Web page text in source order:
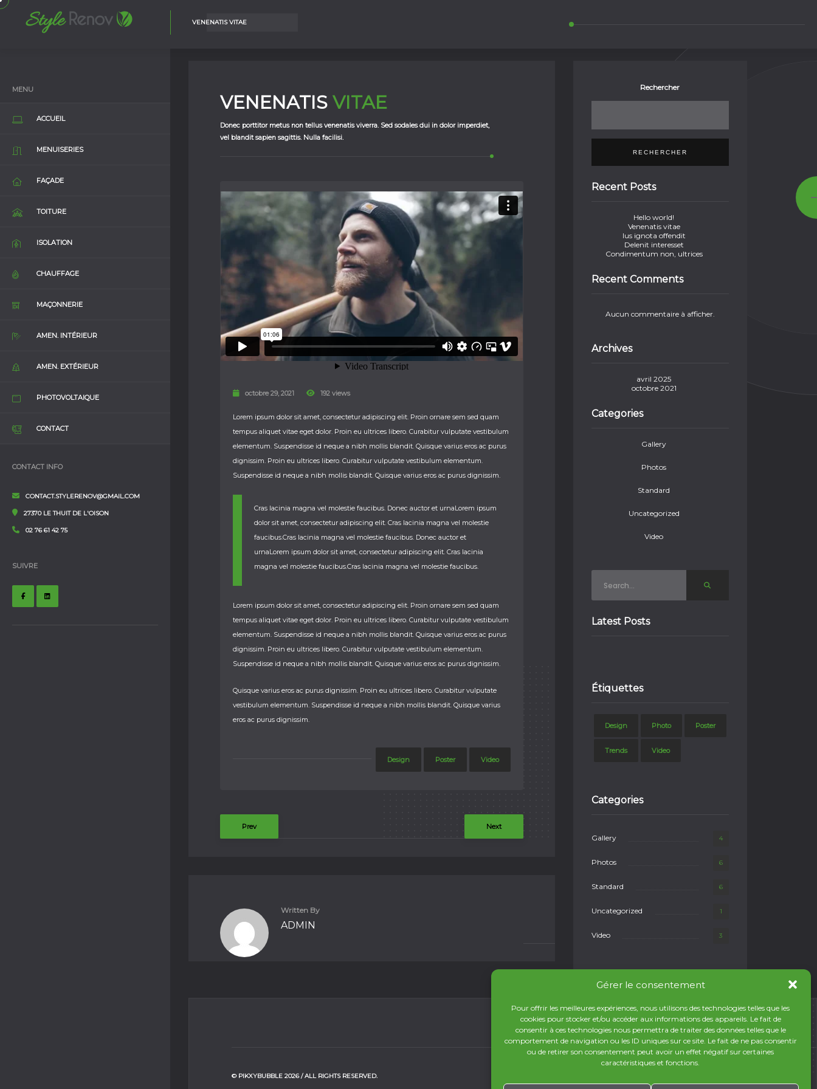
Gérer le consentement
Pour offrir les meilleures expériences, nous utilisons des technologies telles que les
cookies pour stocker et/ou accéder aux informations des appareils. Le fait de
consentir à ces technologies nous permettra de traiter des données telles que le
comportement de navigation ou les ID uniques sur ce site. Le fait de ne pas consentir
ou de retirer son consentement peut avoir un effet négatif sur certaines
caractéristiques et fonctions.
VENENATIS VITAE
MENU
ACCUEIL
MENUISERIES
FAÇADE
TOITURE
ISOLATION
CHAUFFAGE
MAÇONNERIE
AMEN. INTÉRIEUR
AMEN. EXTÉRIEUR
PHOTOVOLTAIQUE
CONTACT
CONTACT INFO
CONTACT.STYLERENOV@GMAIL.COM
27370 LE THUIT DE L'OISON
02 76 61 42 75
SUIVRE
VENENATIS VITAE
Donec porttitor metus non tellus venenatis viverra. Sed sodales dui in dolor imperdiet,
vel blandit sapien sagittis. Nulla facilisi.
octobre 29, 2021 192 views
Lorem ipsum dolor sit amet, consectetur adipiscing elit. Proin ornare sem sed quam
tempus aliquet vitae eget dolor. Proin eu ultrices libero. Curabitur vulputate vestibulum
elementum. Suspendisse id neque a nibh mollis blandit. Quisque varius eros ac purus
dignissim. Proin eu ultrices libero. Curabitur vulputate vestibulum elementum.
Suspendisse id neque a nibh mollis blandit. Quisque varius eros ac purus dignissim.
Cras lacinia magna vel molestie faucibus. Donec auctor et urnaLorem ipsum
dolor sit amet, consectetur adipiscing elit. Cras lacinia magna vel molestie
faucibus.Cras lacinia magna vel molestie faucibus. Donec auctor et
urnaLorem ipsum dolor sit amet, consectetur adipiscing elit. Cras lacinia
magna vel molestie faucibus.Cras lacinia magna vel molestie faucibus.
Lorem ipsum dolor sit amet, consectetur adipiscing elit. Proin ornare sem sed quam
tempus aliquet vitae eget dolor. Proin eu ultrices libero. Curabitur vulputate vestibulum
elementum. Suspendisse id neque a nibh mollis blandit. Quisque varius eros ac purus
dignissim. Proin eu ultrices libero. Curabitur vulputate vestibulum elementum.
Suspendisse id neque a nibh mollis blandit. Quisque varius eros ac purus dignissim.
Quisque varius eros ac purus dignissim. Proin eu ultrices libero. Curabitur vulputate
vestibulum elementum. Suspendisse id neque a nibh mollis blandit. Quisque varius
eros ac purus dignissim.
Design Poster Video
Prev Next
Written By
ADMIN
Rechercher
RECHERCHER
Recent Posts
Hello world!
Venenatis vitae
Ius ignota offendit
Delenit interesset
Condimentum non, ultrices
Recent Comments
Aucun commentaire à afficher.
Archives
avril 2025
octobre 2021
Categories
Gallery
Photos
Standard
Uncategorized
Video
Latest Posts
Étiquettes
Design Photo Poster
Trends Video
Categories
Gallery 4
Photos 6
Standard 6
Uncategorized 1
Video 3
© PIKXYBUBBLE 2026 / ALL RIGHTS RESERVED.